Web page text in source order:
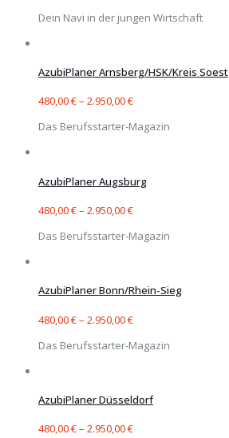
Dein Navi in der jungen Wirtschaft
AzubiPlaner Arnsberg/HSK/Kreis Soest
480,00€– 2.950,00€
Das Berufsstarter-Magazin
AzubiPlaner Augsburg
480,00€– 2.950,00€
Das Berufsstarter-Magazin
AzubiPlaner Bonn/Rhein-Sieg
480,00€– 2.950,00€
Das Berufsstarter-Magazin
AzubiPlaner Düsseldorf
480,00€– 2.950,00€